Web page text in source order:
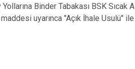
Binder Tabakası BSK Sıcak
uyarınca "Açık İhale Usulü" ile